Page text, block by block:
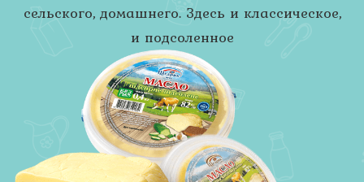
сельского, домашнего. Здесь и классическое,
и подсоленное